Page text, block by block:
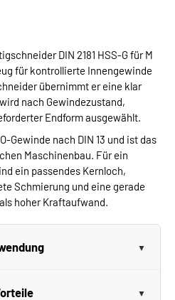
DIN 2181 HSS-G für M
für kontrollierte Innengewinde
übernimmt er eine klar
nach Gewindezustand,
Endform ausgewählt.
Gewinde nach DIN 13 und ist das
Maschinenbau. Für ein
ein passendes Kernloch,
Schmierung und eine gerade
hoher Kraftaufwand.